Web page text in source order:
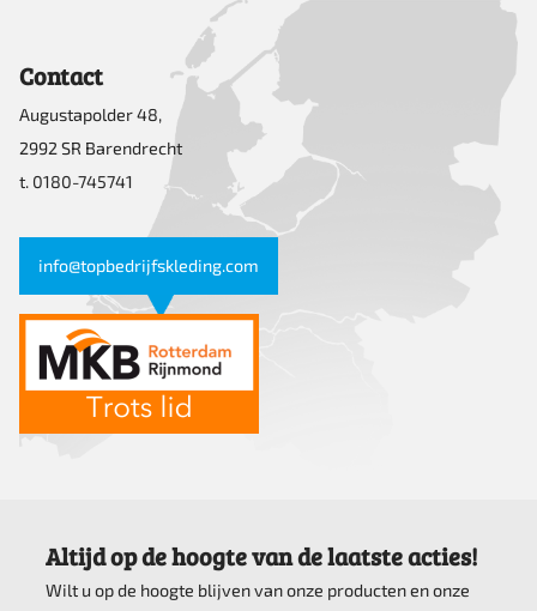
Contact
Augustapolder 48,
2992 SR Barendrecht
t. 0180-745741
info@topbedrijfskleding.com
Altijd op de hoogte van de laatste acties!
Wilt u op de hoogte blijven van onze producten en onze